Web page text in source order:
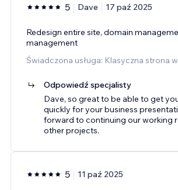
5 Dave 17 paź 2025
Redesign entire site, domain
management
Świadczona usługa: Klasyczna strona
Odpowiedź specjalisty
Dave, so great to be able to get
quickly for your business
forward to continuing our working
other projects.
5 11 paź 2025